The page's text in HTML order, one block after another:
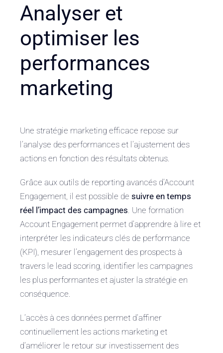
Analyser et
optimiser les
performances
marketing
Une stratégie marketing efficace repose sur
l’analyse des performances et l’ajustement des
actions en fonction des résultats obtenus.
Grâce aux outils de reporting avancés d’Account
Engagement, il est possible de suivre en temps
réel l’impact des campagnes . Une formation
Account Engagement permet d’apprendre à lire et
interpréter les indicateurs clés de performance
(KPI), mesurer l’engagement des prospects à
travers le lead scoring, identifier les campagnes
les plus performantes et ajuster la stratégie en
conséquence.
L’accès à ces données permet d’affiner
continuellement les actions marketing et
d’améliorer le retour sur investissement des